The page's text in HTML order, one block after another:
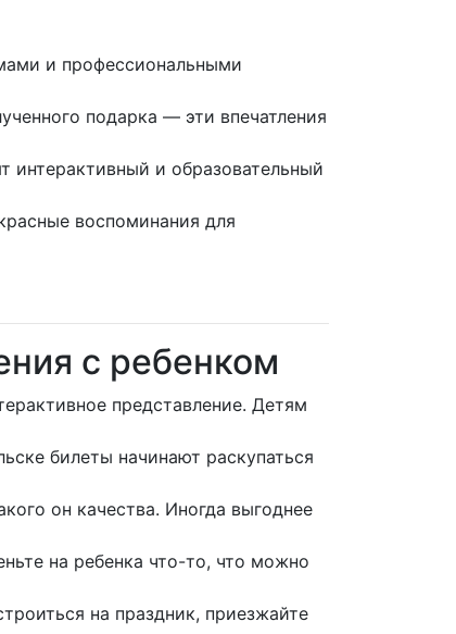
и профессиональными
подарка — эти впечатления
интерактивный и образовательный
воспоминания для
с ребенком
представление. Детям
билеты начинают раскупаться
он качества. Иногда выгоднее
на ребенка что-то, что можно
на праздник, приезжайте